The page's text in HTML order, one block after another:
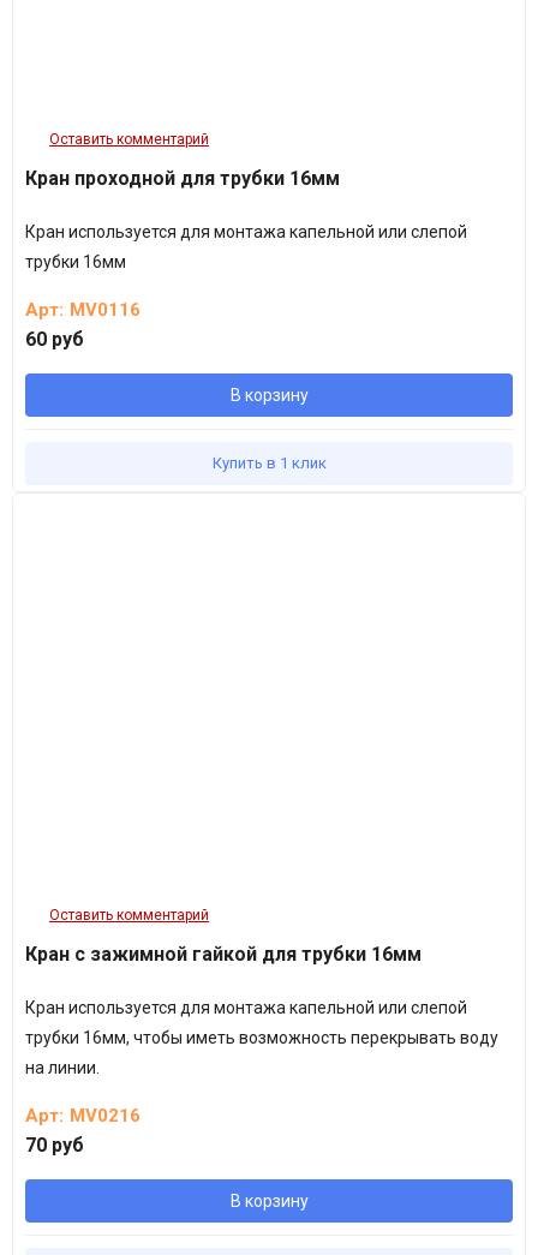
Оставить комментарий
Кран проходной для трубки 16мм
Кран используется для монтажа капельной или слепой
трубки 16мм
Арт: MV0116
60 руб
В корзину
Купить в 1 клик
Оставить комментарий
Кран с зажимной гайкой для трубки 16мм
Кран используется для монтажа капельной или слепой
трубки 16мм, чтобы иметь возможность перекрывать воду
на линии.
Арт: MV0216
70 руб
В корзину